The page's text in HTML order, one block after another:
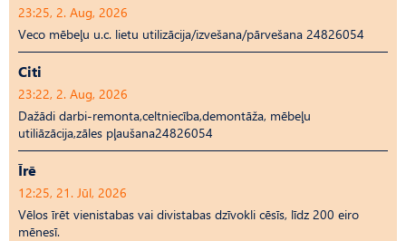
23:25, 2. Aug, 2026
Veco mēbeļu u.c. lietu utilizācija/izvešana/pārvešana 24826054
Citi
23:22, 2. Aug, 2026
Dažādi darbi-remonta,celtniecība,demontāža, mēbeļu
utiliāzācija,zāles pļaušana24826054
Īrē
12:25, 21. Jūl, 2026
Vēlos īrēt vienistabas vai divistabas dzīvokli cēsīs, līdz 200 eiro
mēnesī.